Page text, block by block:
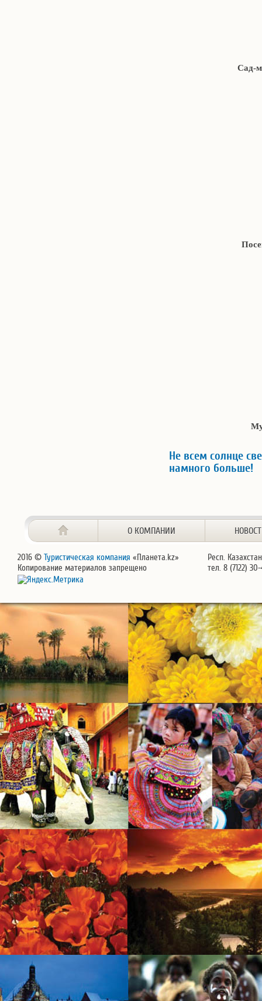
Cад-
Не всем солнце
намного больше!
О КОМПАНИИ
2016 © Туристическая компания «Планета.kz»
Копирование материалов запрещено
Респ.
тел. 8 (7122)